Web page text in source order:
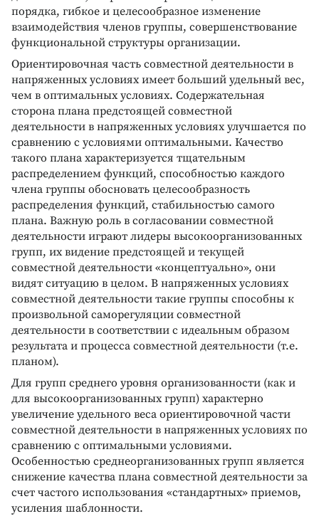
порядка, гибкое и целесообразное изменение
взаимодействия членов группы, совершенствование
функциональной структуры организации.
Ориентировочная часть совместной деятельности в
напряженных условиях имеет больший удельный вес,
чем в оптимальных условиях. Содержательная
сторона плана предстоящей совместной
деятельности в напряженных условиях улучшается по
сравнению с условиями оптимальными. Качество
такого плана характеризуется тщательным
распределением функций, способностью каждого
члена группы обосновать целесообразность
распределения функций, стабильностью самого
плана. Важную роль в согласовании совместной
деятельности играют лидеры высокоорганизованных
групп, их видение предстоящей и текущей
совместной деятельности «концептуально», они
видят ситуацию в целом. В напряженных условиях
совместной деятельности такие группы способны к
произвольной саморегуляции совместной
деятельности в соответствии с идеальным образом
результата и процесса совместной деятельности (т.е.
планом).
Для групп среднего уровня организованности (как и
для высокоорганизованных групп) характерно
увеличение удельного веса ориентировочной части
совместной деятельности в напряженных условиях по
сравнению с оптимальными условиями.
Особенностью среднеорганизованных групп является
снижение качества плана совместной деятельности за
счет частого использования «стандартных» приемов,
усиления шаблонности.